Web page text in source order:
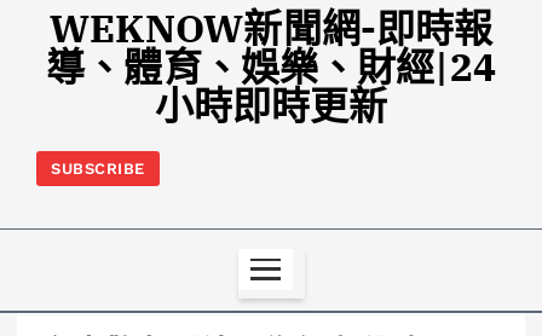
WEKNOW新聞網-即時報
導、體育、娛樂、財經|24
小時即時更新
SUBSCRIBE